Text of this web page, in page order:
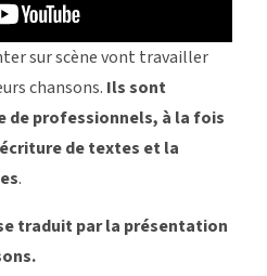
sur scène vont travailler
chansons. Ils sont
de professionnels, à la fois
de textes et la
.
traduit par la présentation